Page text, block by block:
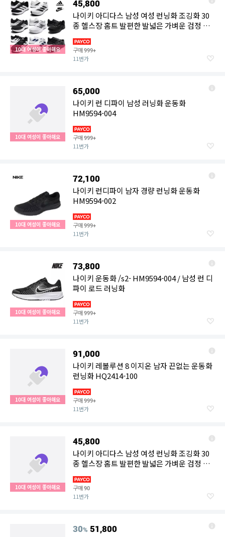
10대 여성이 좋아해요
45,800
나이키 아디다스 남성 여성 런닝화 조깅화 30
종 헬스장 홈트 발편한 발넓은 가벼운 검정 운
구매999+
11번가
10대 여성이 좋아해요
65,000
나이키 런 디파이 남성 러닝화 운동화
HM9594-004
구매999+
11번가
10대 여성이 좋아해요
72,100
나이키 런디파이 남자 경량 런닝화 운동화
HM9594-002
구매999+
11번가
10대 여성이 좋아해요
73,800
나이키 운동화 /s2- HM9594-004 / 남성 런 디
파이 로드 러닝화
구매999+
11번가
10대 여성이 좋아해요
91,000
나이키 레볼루션 8 이지온 남자 끈없는 운동화
런닝화 HQ2414-100
구매999+
11번가
10대 여성이 좋아해요
45,800
나이키 아디다스 남성 여성 런닝화 조깅화 30
종 헬스장 홈트 발편한 발넓은 가벼운 검정 운
구매90
11번가
30% 51,800